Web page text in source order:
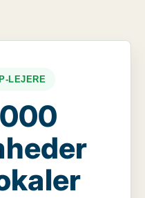
LEJERE